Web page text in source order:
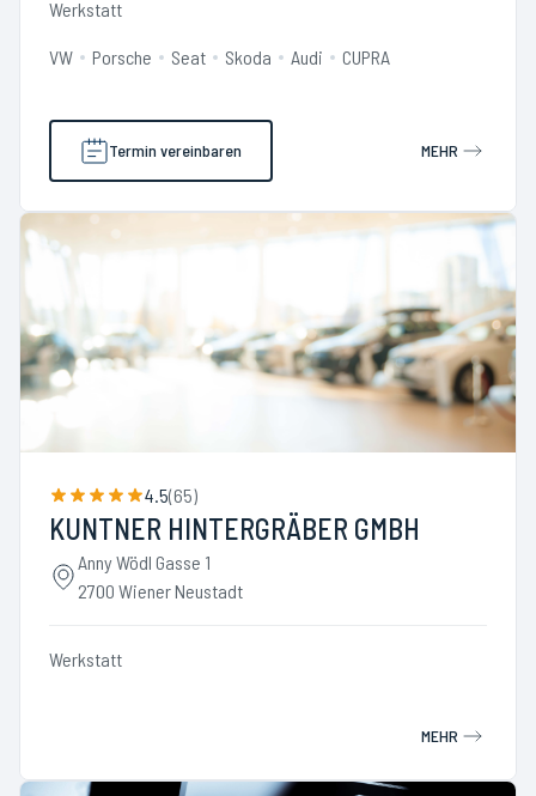
Werkstatt
VW Porsche Seat Skoda Audi CUPRA
Termin vereinbaren MEHR
4.5(65)
KUNTNER HINTERGRÄBER GMBH
Anny Wödl Gasse 1
2700 Wiener Neustadt
Werkstatt
MEHR